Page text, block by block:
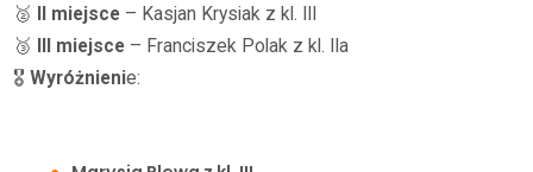
🥈
II miejsce – Kasjan Krysiak z kl. III
🥉
III miejsce – Franciszek Polak z kl. IIa
🎖Wyróżnienie: